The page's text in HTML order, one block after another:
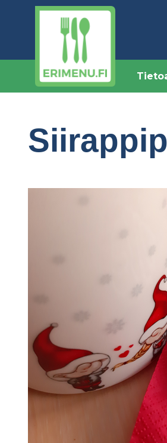
Hyppää